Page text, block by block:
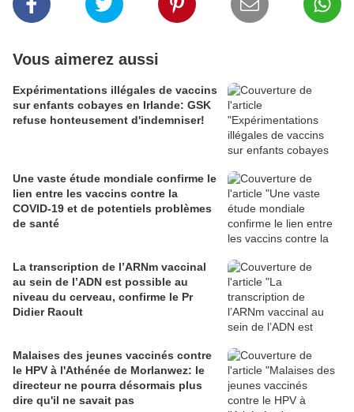
Vous aimerez aussi
Expérimentations illégales de vaccins
sur enfants cobayes en Irlande: GSK
refuse honteusement d'indemniser!
Une vaste étude mondiale confirme le
lien entre les vaccins contre la
COVID-19 et de potentiels problèmes
de santé
La transcription de l’ARNm vaccinal
au sein de l’ADN est possible au
niveau du cerveau, confirme le Pr
Didier Raoult
Malaises des jeunes vaccinés contre
le HPV à l'Athénée de Morlanwez: le
directeur ne pourra désormais plus
dire qu'il ne savait pas